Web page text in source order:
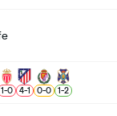
1-0 4-1 0-0 1-2